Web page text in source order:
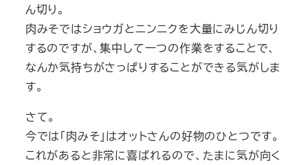
ん切り。
肉みそではショウガとニンニクを大量にみじん切り
するのですが、集中して一つの作業をすることで、
なんか気持ちがさっぱりすることができる気がしま
す。
さて。
今では「肉みそ」はオットさんの好物のひとつです。
これがあると非常に喜ばれるので、たまに気が向く